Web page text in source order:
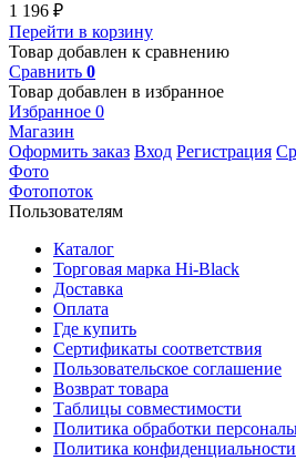
1 196 ₽
Перейти в корзину
Товар добавлен к сравнению
Сравнить 0
Товар добавлен в избранное
Избранное 0
Магазин
Оформить заказ Вход Регистрация
Фото
Фотопоток
Пользователям
Каталог
Торговая марка Hi-Black
Доставка
Оплата
Где купить
Сертификаты соответствия
Пользовательское соглашение
Возврат товара
Таблицы совместимости
Политика обработки
Политика конфиденциальности